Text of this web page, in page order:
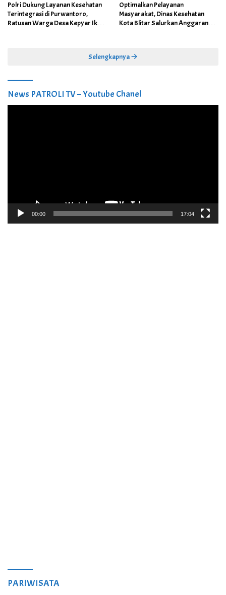
Polri Dukung Layanan Kesehatan
Terintegrasi di Purwantoro,
Ratusan Warga Desa Kepyar Ikuti
Optimalkan Pelayanan
Masyarakat, Dinas Kesehatan
Kota Blitar Salurkan Anggaran
Selengkapnya
News PATROLI TV – Youtube Chanel
00:00 17:04
PARIWISATA